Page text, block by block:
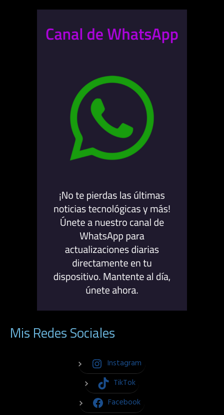
Mis Redes Sociales
Instagram
TikTok
Facebook